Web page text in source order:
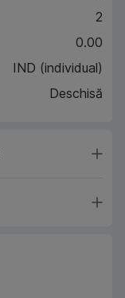
2
0.00
IND (individual)
Deschisă